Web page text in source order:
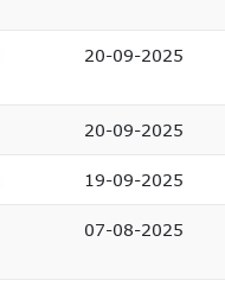
20-09-2025
20-09-2025
19-09-2025
07-08-2025